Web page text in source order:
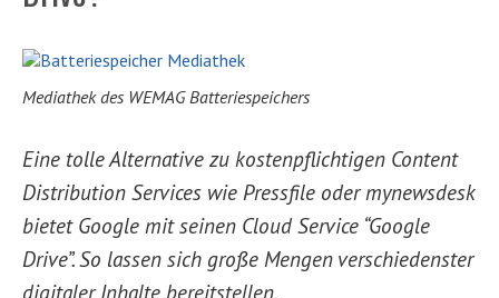
Mediathek des WEMAG Batteriespeichers
Eine tolle Alternative zu kostenpflichtigen Content
Distribution Services wie Pressfile oder mynewsdesk
bietet Google mit seinen Cloud Service “Google
Drive”. So lassen sich große Mengen verschiedenster
digitaler Inhalte bereitstellen.